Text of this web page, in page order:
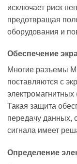
исключает риск
предотвращая
оборудования и
Обеспечение
Многие разъемы
поставляются с
Такая защита
передачу данных,
сигнала имеет
Определение